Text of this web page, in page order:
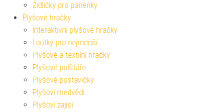
Židličky pro panenky
Plyšové hračky
Interaktivní plyšové hračky
Loutky pro nejmenší
Plyšové a textilní hračky
Plyšové polštáře
Plyšové postavičky
Plyšoví medvědi
Plyšoví zajíci